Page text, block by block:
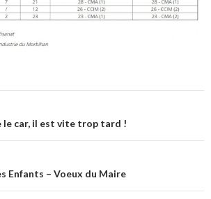
le car, il est vite trop tard !
Enfants – Voeux du Maire